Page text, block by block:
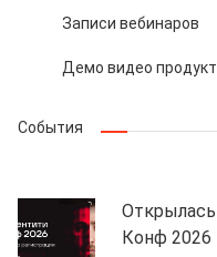
Записи вебинаров
Демо видео
События
Открылась
Конф 2026